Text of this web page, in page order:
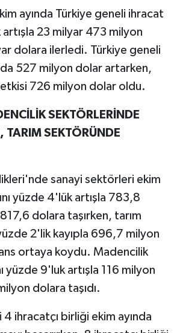
ayında Türkiye geneli ihracat
23 milyar 473 milyon
dolara ilerledi. Türkiye geneli
527 milyon dolar artarken,
726 milyon dolar oldu.
SEKTÖRLERİNDE
TARIM SEKTÖRÜNDE
sanayi sektörleri ekim
yüzde 4'lük artışla 783,8
dolara taşırken, tarım
2'lik kayıpla 696,7 milyon
ortaya koydu. Madencilik
yüzde 9'luk artışla 116 milyon
dolara taşıdı.
4 ihracatçı birliği ekim ayında